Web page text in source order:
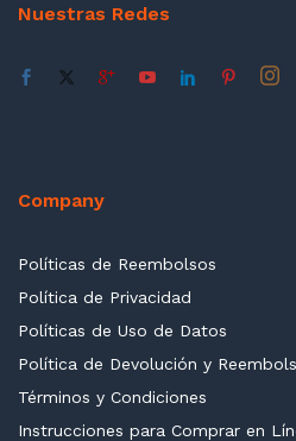
Nuestras Redes
Company
Políticas de Reembolsos
Política de Privacidad
Políticas de Uso de Datos
Política de Devolución y
Términos y Condiciones
Instrucciones para Comprar en